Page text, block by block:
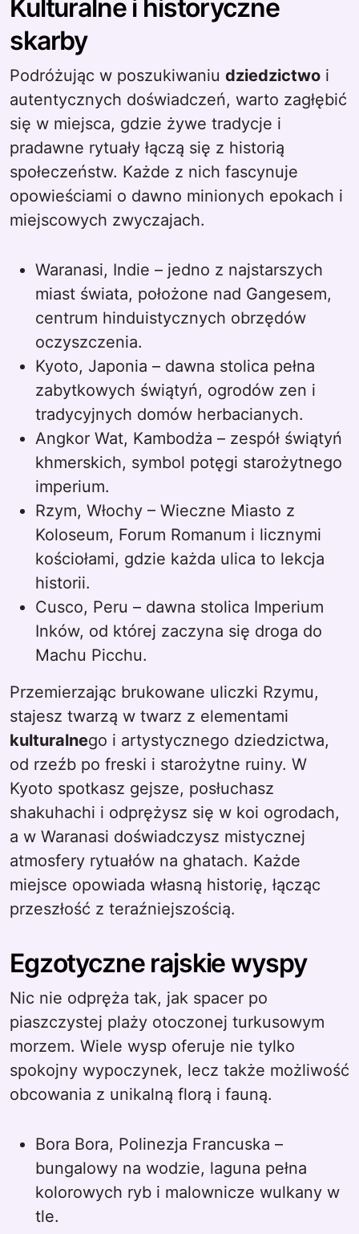
Kulturalne i historyczne
skarby
Podróżując w poszukiwaniu dziedzictwo i
autentycznych doświadczeń, warto zagłębić
się w miejsca, gdzie żywe tradycje i
pradawne rytuały łączą się z historią
społeczeństw. Każde z nich fascynuje
opowieściami o dawno minionych epokach i
miejscowych zwyczajach.
Waranasi, Indie – jedno z najstarszych
miast świata, położone nad Gangesem,
centrum hinduistycznych obrzędów
oczyszczenia.
Kyoto, Japonia – dawna stolica pełna
zabytkowych świątyń, ogrodów zen i
tradycyjnych domów herbacianych.
Angkor Wat, Kambodża – zespół świątyń
khmerskich, symbol potęgi starożytnego
imperium.
Rzym, Włochy – Wieczne Miasto z
Koloseum, Forum Romanum i licznymi
kościołami, gdzie każda ulica to lekcja
historii.
Cusco, Peru – dawna stolica Imperium
Inków, od której zaczyna się droga do
Machu Picchu.
Przemierzając brukowane uliczki Rzymu,
stajesz twarzą w twarz z elementami
kulturalnego i artystycznego dziedzictwa,
od rzeźb po freski i starożytne ruiny. W
Kyoto spotkasz gejsze, posłuchasz
shakuhachi i odprężysz się w koi ogrodach,
a w Waranasi doświadczysz mistycznej
atmosfery rytuałów na ghatach. Każde
miejsce opowiada własną historię, łącząc
przeszłość z teraźniejszością.
Egzotyczne rajskie wyspy
Nic nie odpręża tak, jak spacer po
piaszczystej plaży otoczonej turkusowym
morzem. Wiele wysp oferuje nie tylko
spokojny wypoczynek, lecz także możliwość
obcowania z unikalną florą i fauną.
Bora Bora, Polinezja Francuska –
bungalowy na wodzie, laguna pełna
kolorowych ryb i malownicze wulkany w
tle.